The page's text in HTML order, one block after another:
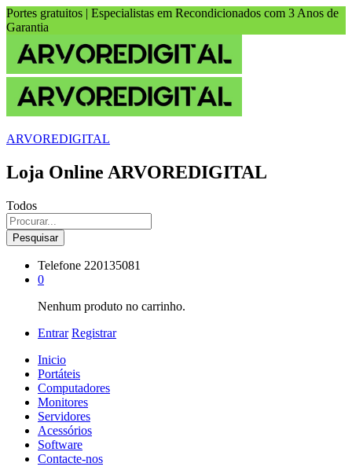
Portes gratuitos | Especialistas em Recondicionados com 3 Anos de
Garantia
ARVOREDIGITAL
Loja Online ARVOREDIGITAL
Todos
Pesquisar
Telefone 220135081
0
Nenhum produto no carrinho.
Entrar Registrar
Inicio
Portáteis
Computadores
Monitores
Servidores
Acessórios
Software
Contacte-nos